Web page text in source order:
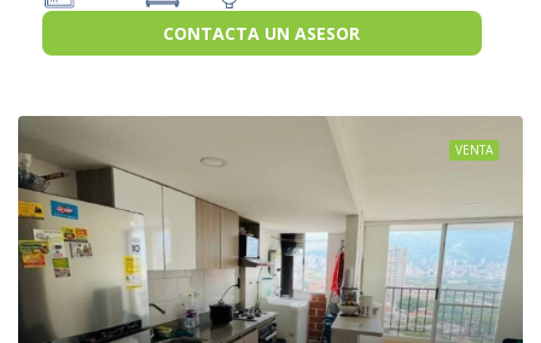
CONTACTA UN ASESOR
VENTA